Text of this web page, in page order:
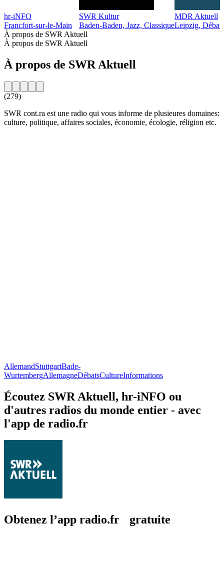
hr-iNFO
Francfort-sur-le-Main
SWR Kultur
Baden-Baden, Jazz, Classique
MDR Aktuell
Leipzig, Débats
À propos de SWR Aktuell
À propos de SWR Aktuell
À propos de SWR Aktuell
(279)
SWR cont.ra est une radio qui vous informe de plusieures domaines:
culture, politique, affaires sociales, économie, écologie, réligion etc.
AllemandStuttgartBade-
WurtembergAllemagneDébatsCultureInformations
Écoutez SWR Aktuell, hr-iNFO ou
d'autres radios du monde entier - avec
l'app de radio.fr
Obtenez l’app radio.fr gratuite